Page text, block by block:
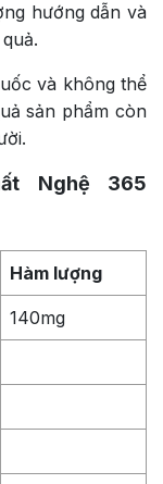
hướng dẫn và
và không thể
sản phẩm còn
Nghệ 365
Hàm lượng
140mg